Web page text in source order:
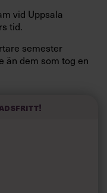
vid Uppsala
tid.
semester
än dem som tog en
att en längre